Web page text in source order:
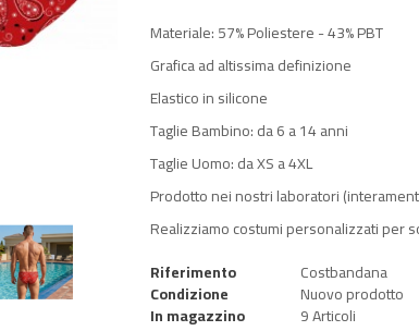
Materiale: 57% Poliestere - 43% PBT
Grafica ad altissima definizione
Elastico in silicone
Taglie Bambino: da 6 a 14 anni
Taglie Uomo: da XS a 4XL
Prodotto nei nostri laboratori
Realizziamo costumi personalizzati per
Riferimento
Costbandana
Condizione Nuovo prodotto
In magazzino 9 Articoli